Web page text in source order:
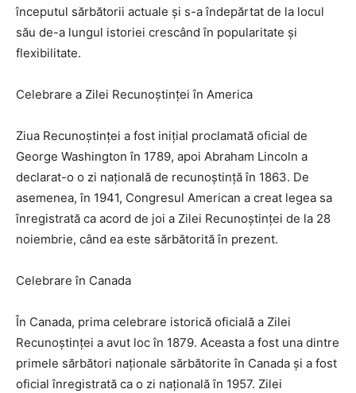
începutul sărbătorii actuale și s-a îndepărtat de la locul
său de-a lungul istoriei crescând în popularitate și
flexibilitate.
Celebrare a Zilei Recunoștinței în America
Ziua Recunoștinței a fost inițial proclamată oficial de
George Washington în 1789, apoi Abraham Lincoln a
declarat-o o zi națională de recunoștință în 1863. De
asemenea, în 1941, Congresul American a creat legea sa
înregistrată ca acord de joi a Zilei Recunoștinței de la 28
noiembrie, când ea este sărbătorită în prezent.
Celebrare în Canada
În Canada, prima celebrare istorică oficială a Zilei
Recunoștinței a avut loc în 1879. Aceasta a fost una dintre
primele sărbători naționale sărbătorite în Canada și a fost
oficial înregistrată ca o zi națională în 1957. Zilei